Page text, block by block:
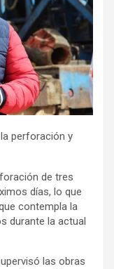
perforación y
de tres
días, lo que
contempla la
durante la actual
las obras